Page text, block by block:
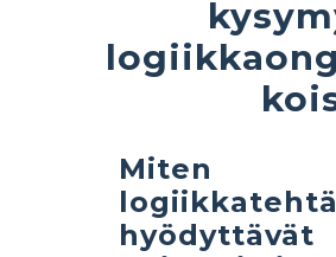
Miten
hyödyttävät